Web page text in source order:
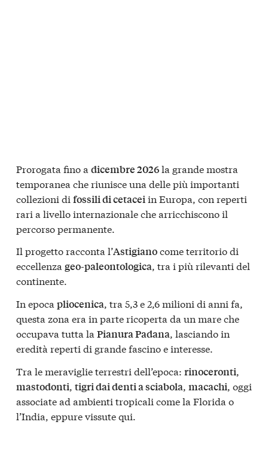
Prorogata fino a dicembre 2026la grande mostra
temporanea che riunisce una delle più importanti
collezioni di fossili di cetaceiin Europa, con reperti
rari a livello internazionale che arricchiscono il
percorso permanente.
Il progetto racconta l’Astigianocome territorio di
eccellenza geo-paleontologica, tra i più rilevanti del
continente.
In epoca pliocenica, tra 5,3 e 2,6 milioni di anni fa,
questa zona era in parte ricoperta da un mare che
occupava tutta la Pianura Padana, lasciando in
eredità reperti di grande fascino e interesse.
Tra le meraviglie terrestri dell’epoca: rinoceronti,
mastodonti, tigri dai denti a sciabola, macachi, oggi
associate ad ambienti tropicali come la Florida o
l’India, eppure vissute qui.